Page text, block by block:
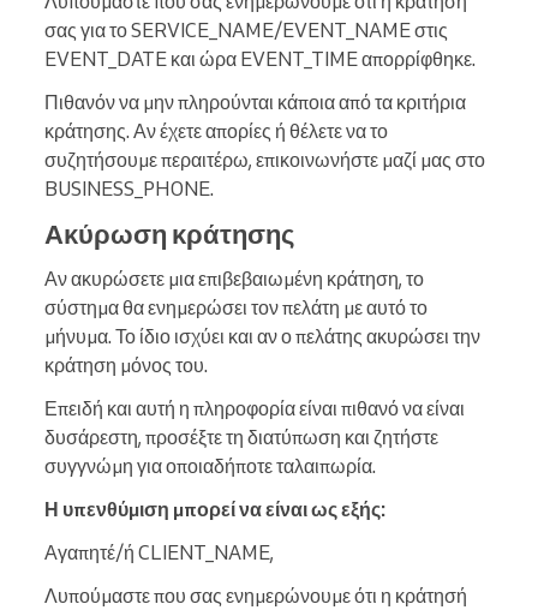
σας για το SERVICE_NAME/EVENT_NAME στις
EVENT_DATE και ώρα EVENT_TIME απορρίφθηκε.
Πιθανόν να μην πληρούνται κάποια από τα κριτήρια
κράτησης. Αν έχετε απορίες ή θέλετε να το
συζητήσουμε περαιτέρω, επικοινωνήστε μαζί μας στο
BUSINESS_PHONE.
Ακύρωση κράτησης
Αν ακυρώσετε μια επιβεβαιωμένη κράτηση, το
σύστημα θα ενημερώσει τον πελάτη με αυτό το
μήνυμα. Το ίδιο ισχύει και αν ο πελάτης ακυρώσει την
κράτηση μόνος του.
Επειδή και αυτή η πληροφορία είναι πιθανό να είναι
δυσάρεστη, προσέξτε τη διατύπωση και ζητήστε
συγγνώμη για οποιαδήποτε ταλαιπωρία.
Η υπενθύμιση μπορεί να είναι ως εξής:
Αγαπητέ/ή CLIENT_NAME,
Λυπούμαστε που σας ενημερώνουμε ότι η κράτησή